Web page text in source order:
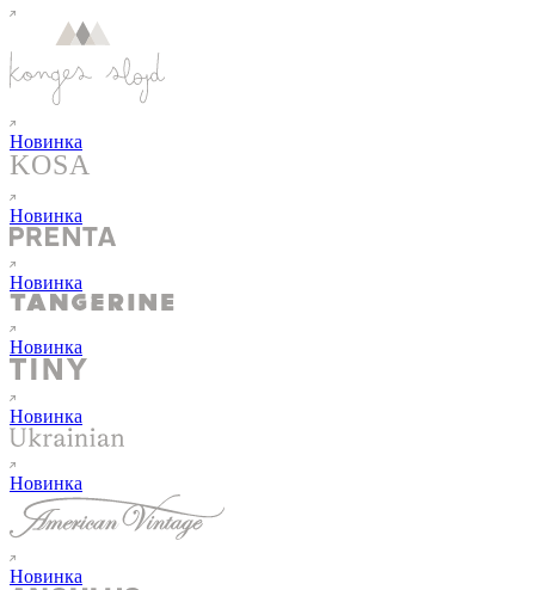
Новинка
Новинка
Новинка
Новинка
Новинка
Новинка
Новинка